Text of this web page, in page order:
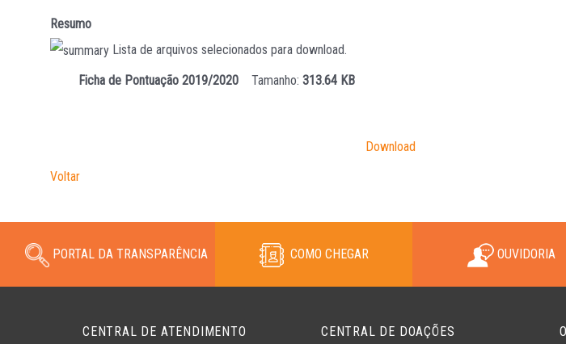
Resumo
Lista de arquivos selecionados para download.
Ficha de Pontuação 2019/2020 Tamanho: 313.64 KB
Download
Voltar
PORTAL DA TRANSPARÊNCIA COMO CHEGAR OUVIDORIA
CENTRAL DE ATENDIMENTO CENTRAL DE DOAÇÕES